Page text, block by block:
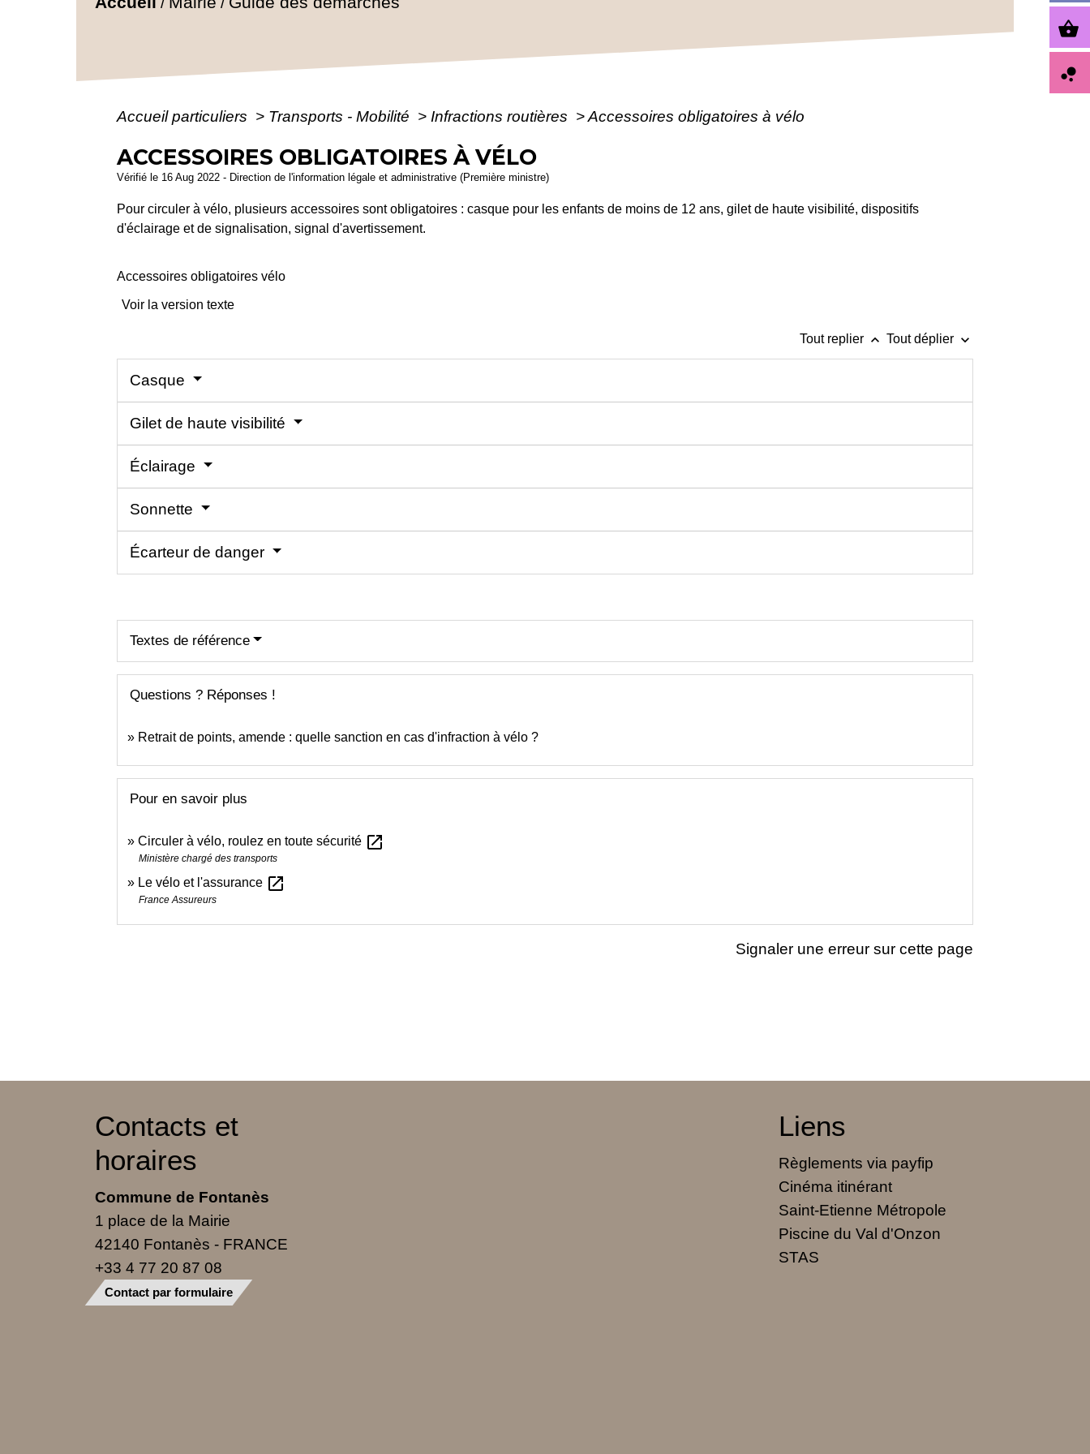
Accueil particuliers > Transports - Mobilité > Infractions routières >Accessoires obligatoires à vélo
ACCESSOIRES OBLIGATOIRES À VÉLO
Vérifié le 16 Aug 2022 - Direction de l'information légale et administrative (Première ministre)
Pour circuler à vélo, plusieurs accessoires sont obligatoires : casque pour les enfants de moins de 12 ans, gilet de haute visibilité, dispositifs
d'éclairage et de signalisation, signal d'avertissement.
Accessoires obligatoires vélo
Voir la version texte
Tout replier keyboard_arrow_up Tout déplier keyboard_arrow_down
Casque
Gilet de haute visibilité
Éclairage
Sonnette
Écarteur de danger
Textes de référence
Questions ? Réponses !
Retrait de points, amende : quelle sanction en cas d'infraction à vélo ?
Pour en savoir plus
Circuler à vélo, roulez en toute sécurité open_in_new
Ministère chargé des transports
Le vélo et l'assurance open_in_new
France Assureurs
Signaler une erreur sur cette page
shopping_basket
bubble_chart
Contacts et
horaires
Commune de Fontanès
1 place de la Mairie
42140 Fontanès - FRANCE
+33 4 77 20 87 08
Contact par formulaire
Liens
Règlements via payfip
Cinéma itinérant
Saint-Etienne Métropole
Piscine du Val d'Onzon
STAS